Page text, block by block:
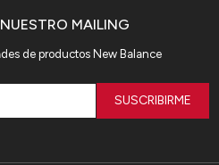
MAILING
de productos New Balance
SUSCRIBIRME